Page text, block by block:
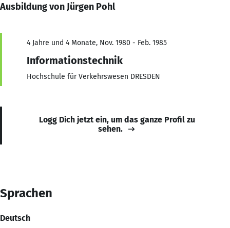
Ausbildung von Jürgen Pohl
4 Jahre und 4 Monate, Nov. 1980 - Feb. 1985
Informationstechnik
Hochschule für Verkehrswesen DRESDEN
Logg Dich jetzt ein, um das ganze Profil zu
sehen.
Sprachen
Deutsch